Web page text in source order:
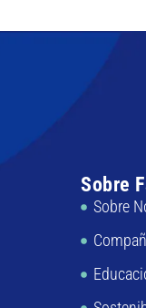
Sobre
Sobre